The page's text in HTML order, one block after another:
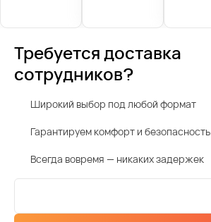
Требуется доставка
сотрудников?
Широкий выбор под любой формат
Гарантируем комфорт и безопасность
Всегда вовремя — никаких задержек